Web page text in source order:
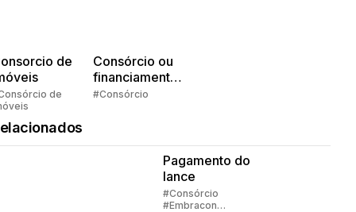
de
de
Consórcio ou
financiamento?
Quem pensa
#Consórcio
Pagamento do
lance
#Consórcio
#Embracon